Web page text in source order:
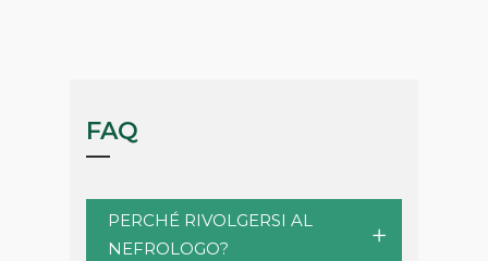
FAQ
PERCHÉ RIVOLGERSI AL
NEFROLOGO?